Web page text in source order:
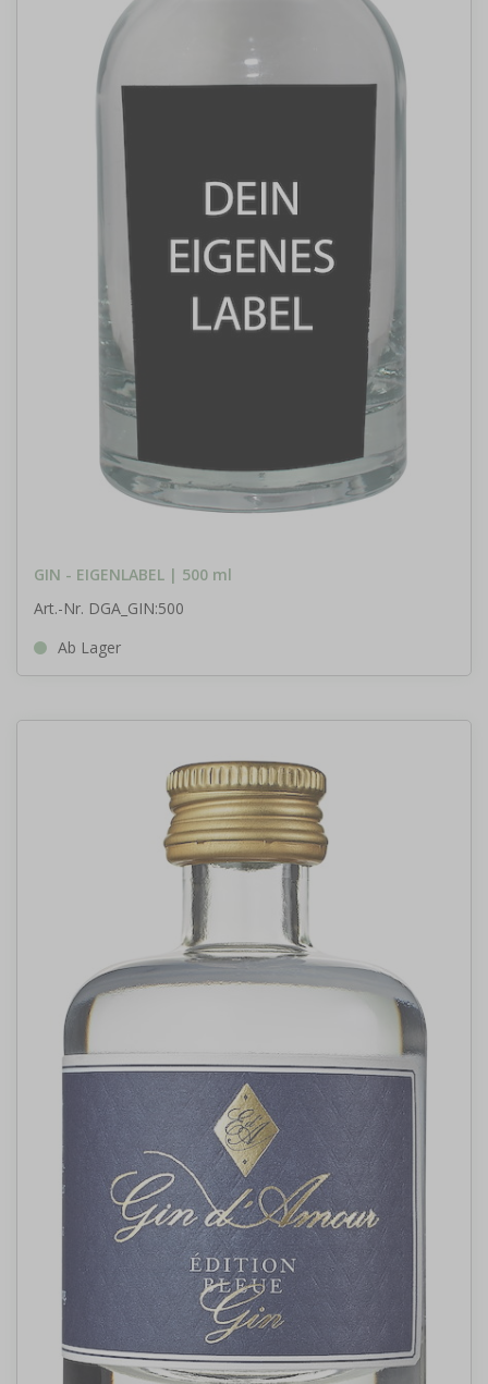
GIN - EIGENLABEL | 500 ml
Art.-Nr. DGA_GIN:500
Ab Lager